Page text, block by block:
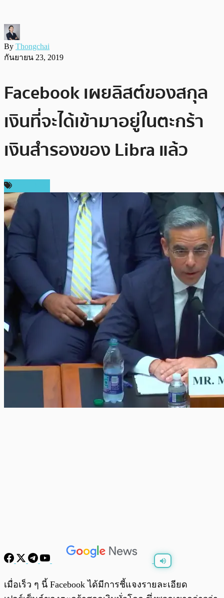
By Thongchai
กันยายน 23, 2019
Facebook เผยลิสต์ของสกุล
เงินที่จะได้เข้ามาอยู่ในตะกร้า
เงินสำรองของ Libra แล้ว
พร้อมเล่น 0:00
เมื่อเร็ว ๆ นี้ Facebook ได้มีการชี้แจงรายละเอียด